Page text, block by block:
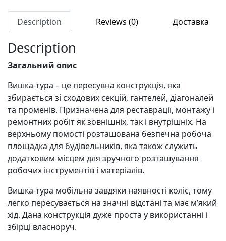
Description Reviews (0) Доставка
Description
Загальний опис
Вишка-тура – це пересувна конструкція, яка
збирається зі сходових секцій, гантелей, діагоналей
та променів. Призначена для реставрації, монтажу і
ремонтних робіт як зовнішніх, так і внутрішніх. На
верхньому помості розташована безпечна робоча
площадка для будівельників, яка також служить
додатковим місцем для зручного розташування
робочих інструментів і матеріалів.
Вишка-тура мобільна завдяки наявності коліс, тому
легко пересувається на значні відстані та має м’який
хід. Дана конструкція дуже проста у використанні і
збірці власноруч.